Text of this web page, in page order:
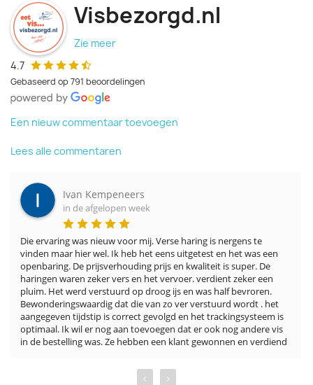
Visbezorgd.nl
Zie meer
4.7
Gebaseerd op 791 beoordelingen
Een nieuw commentaar toevoegen
Lees alle commentaren
Ivan Kempeneers
in de afgelopen week
Die ervaring was nieuw voor mij. Verse haring is nergens te
vinden maar hier wel. Ik heb het eens uitgetest en het was een
openbaring. De prijsverhouding prijs en kwaliteit is super. De
haringen waren zeker vers en het vervoer. verdient zeker een
pluim. Het werd verstuurd op droog ijs en was half bevroren.
Bewonderingswaardig dat die van zo ver verstuurd wordt . het
aangegeven tijdstip is correct gevolgd en het trackingsysteem is
optimaal. Ik wil er nog aan toevoegen dat er ook nog andere vis
in de bestelling was. Ze hebben een klant gewonnen en verdiend
‹ ›